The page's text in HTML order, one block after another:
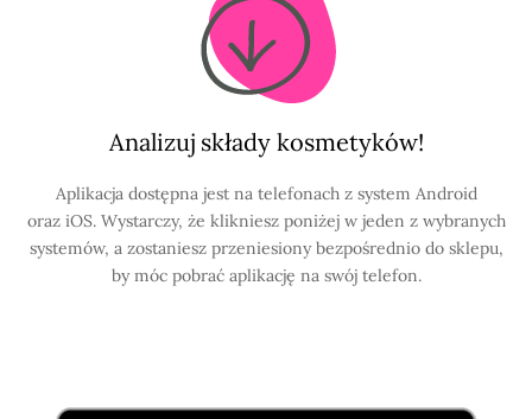
Analizuj składy kosmetyków!
Aplikacja dostępna jest na telefonach z system Android
oraz iOS. Wystarczy, że klikniesz poniżej w jeden z wybranych
systemów, a zostaniesz przeniesiony bezpośrednio do sklepu,
by móc pobrać aplikację na swój telefon.